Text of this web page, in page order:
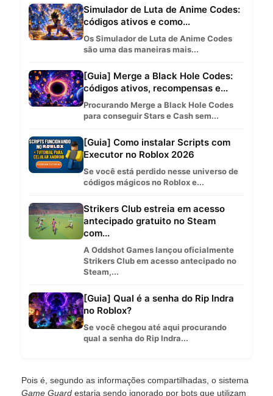
Simulador de Luta de Anime Codes:
códigos ativos e como...
Os Simulador de Luta de Anime Codes
são uma das maneiras mais...
[Guia] Merge a Black Hole Codes:
códigos ativos, recompensas e...
Procurando Merge a Black Hole Codes
para conseguir Stars e Cash sem...
[Guia] Como instalar Scripts com
Executor no Roblox 2026
Se você está perdido nesse universo de
códigos mágicos no Roblox e...
Strikers Club estreia em acesso
antecipado gratuito no Steam
com...
A Oddshot Games lançou oficialmente
Strikers Club em acesso antecipado no
Steam,...
[Guia] Qual é a senha do Rip Indra
no Roblox?
Se você chegou até aqui procurando
qual a senha do Rip Indra...
Pois é, segundo as informações compartilhadas, o sistema
Game Guard estaria sendo ignorado por bots que utilizam